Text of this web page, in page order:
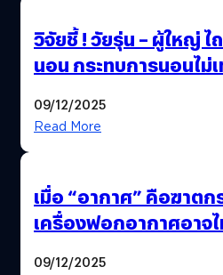
วิจัยชี้ ! วัยรุ่น – ผู้ใหญ่
นอน กระทบการนอนไม่
09/12/2025
Read More
เมื่อ “อากาศ” คือฆาตก
เครื่องฟอกอากาศอาจ
09/12/2025